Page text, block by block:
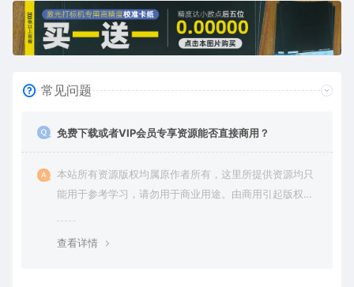
常见问题
免费下载或者VIP会员专享资源能否直接商用？
本站所有资源版权均属原作者所有，这里所提供资源均只
能用于参考学习，请勿用于商业用途。由商用引起版权纠
查看详情